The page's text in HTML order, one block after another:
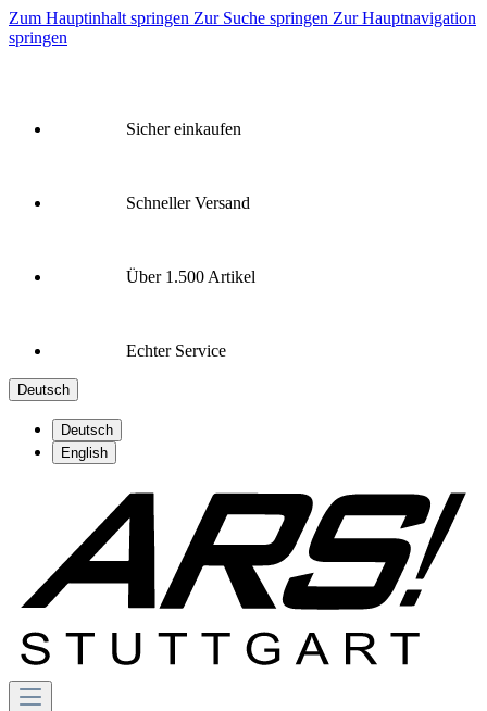
Zum Hauptinhalt springen Zur Suche springen Zur Hauptnavigation
springen
Sicher einkaufen
Schneller Versand
Über 1.500 Artikel
Echter Service
Deutsch
Deutsch
English